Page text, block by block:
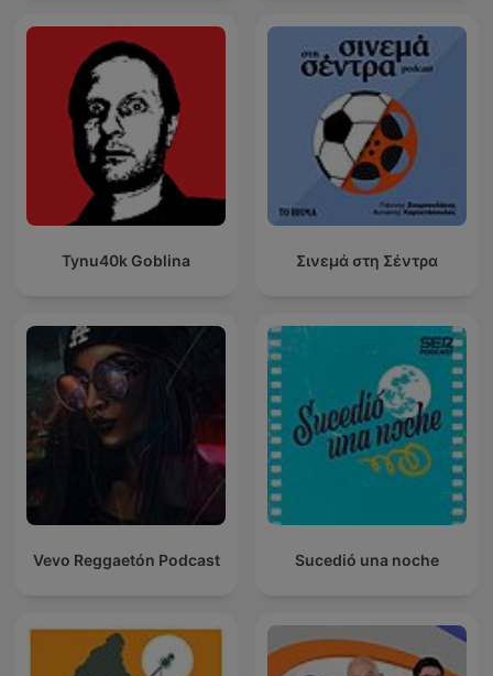
Tynu40k Goblina Σινεμά στη Σέντρα
Vevo Reggaetón Podcast Sucedió una noche